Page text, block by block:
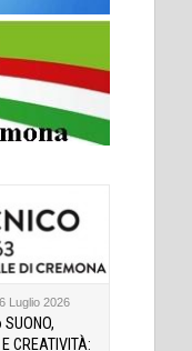
Luglio 2026
CREATIVITÀ: